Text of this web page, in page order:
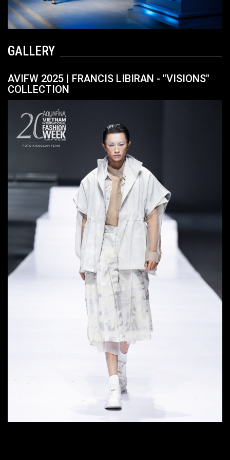
GALLERY
AVIFW 2025 | FRANCIS LIBIRAN - "VISIONS"
COLLECTION